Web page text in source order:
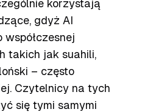
korzystają
gdyż AI
współczesnej
takich jak suahili,
– często
Czytelnicy na tych
się tymi samymi